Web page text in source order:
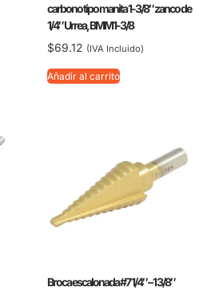
carbono tipo manita 1-3/8″ zanco de
1/4″ Urrea, BMM1-3/8
$69.12 (IVA Incluido)
Añadir al carrito
Broca escalonada #7 1/4″ – 1 3/8″